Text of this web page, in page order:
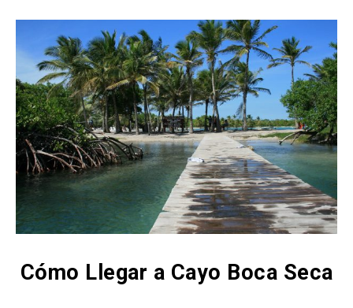
Cómo Llegar a Cayo Boca Seca